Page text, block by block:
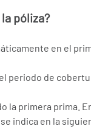
póliza?
en el
periodo de
la primera prima.
indica en la